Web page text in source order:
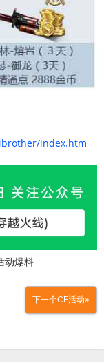
index.htm
动爆料
下一个CF活动»